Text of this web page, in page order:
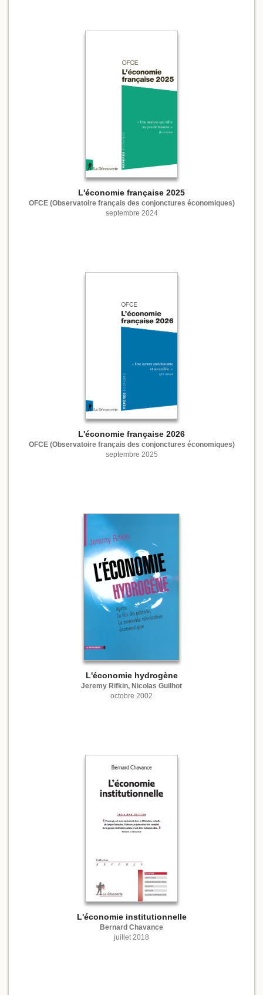
L'économie française 2025
OFCE (Observatoire français des conjonctures économiques)
septembre 2024
L'économie française 2026
OFCE (Observatoire français des conjonctures économiques)
septembre 2025
L'économie hydrogène
Jeremy Rifkin, Nicolas Guilhot
octobre 2002
L'économie institutionnelle
Bernard Chavance
juillet 2018